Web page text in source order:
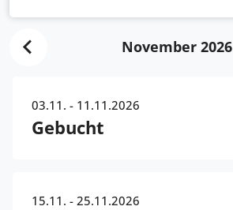
November 2026
03.11. - 11.11.2026
Gebucht
15.11. - 25.11.2026